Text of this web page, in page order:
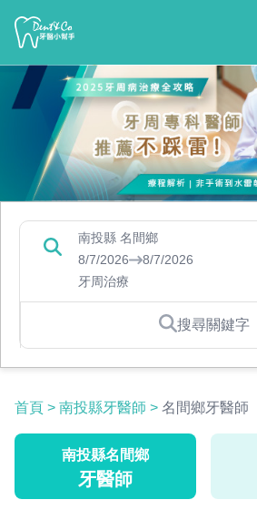
南投縣 名間鄉
8/7/2026
8/7/2026
牙周治療
搜尋關鍵字
首頁 > 南投縣牙醫師 > 名間鄉牙醫師
南投縣名間鄉
牙醫師